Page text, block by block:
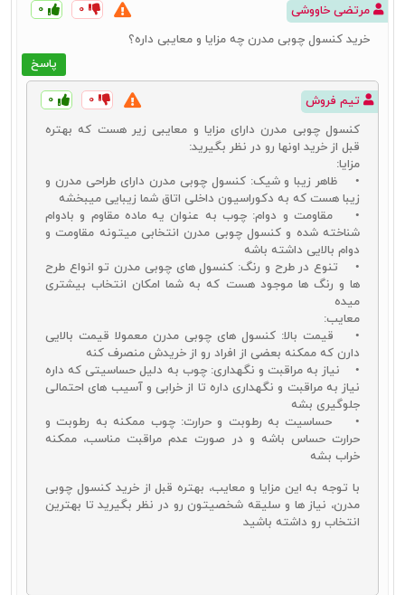
انواع میز کنسول چوبی
شناخت انواع آینه و کنسول چوبی باعث می‌شود تا در انتخاب محصول
مناسب و ایدئال برای خود بهترین عملکرد را داشته باشید. شناخت انواع
آینه و کنسول چوبی از این جهت اهمیت دارد که می‌بایست در زمان خرید
در کنار انتخاب محصولات با کیفیت، محصولاتی متناسب با دکوراسیون
منزل خود انتخاب کنید. هر یک از انواع این محصولات شرایط خاص خود را
داشته و در انتخاب آنها باید چندین جنبه را با هم در نظر بگیرید. قیمت،
طرح و مدل و کیفیت متریال به کار گرفته شده برای تولید آنها از جمله
مواردی است که باید در انتخاب این محصولات آنها را در نظر بگیرید. انواع
میز کنسول چوبی را می‌توانید در بازار در انواع زیر در اختیار داشته باشید:
میز کنسول چوبی ساده
میز کنسول چوبی مدرن
میز کنسول چوبی کلاسیک
میز کنسول چوبی سلطنتی
در ادامه با توضیح هر یک از این مدل‌ها، می‌توانید با انواع میز کنسول
چوبی آشنا شده و در انتخاب محصول موردنظر انتخاب بهتری داشته باشید.
کنسول چوبی ساده
یکی از پرطرفدارترین مدل‌های میز کنسول چوبی، کنسول چوبی ساده است.
این محصول به دلیل ویژگی‌هایی که دارد، مزیت‌های زیادی را برای
دکوراسیون خانه‌های امروزی به وجود می‌آورد. ساده بودن این محصول
باعث می‌شود تا امکان تطابق و هماهنگ سازی آن با انواع دکوراسیون‌ها و
محصولات دکوراتیو به راحتی وجود داشته باشد. از این گذشته در کنار این
کنسول قرار دهید. برخلاف سایر مدل‌ها که معمولاً دارای طرح‌های شلوغی
هستند، سادگی این مدل باعث می‌شود تا زیبایی محصولات دکوراتیو شما
بیش از پیش دیده شده و جذابیت‌های دکوراسیون خانه شما چند برابر
مرتضی خاووشی ۰ ۰
پاسخ
خرید کنسول چوبی مدرن چه مزایا و معایبی داره؟
تیم فروش ۰ ۰
کنسول چوبی مدرن دارای مزایا و معایبی زیر هست که بهتره
قبل از خرید اونها رو در نظر بگیرید:
مزایا:
• ظاهر زیبا و شیک: کنسول چوبی مدرن دارای طراحی‌ مدرن و
زیبا هست که به دکوراسیون داخلی اتاق شما زیبایی میبخشه
• مقاومت و دوام: چوب به عنوان یه ماده مقاوم و بادوام
شناخته شده و کنسول چوبی مدرن انتخابی میتونه مقاومت و
دوام بالایی داشته باشه
• تنوع در طرح و رنگ: کنسول‌ های چوبی مدرن تو انواع طرح‌
ها و رنگ‌ ها موجود هست که به شما امکان انتخاب بیشتری
میده
معایب:
• قیمت بالا: کنسول‌ های چوبی مدرن معمولا قیمت بالایی
دارن که ممکنه بعضی از افراد رو از خریدش منصرف کنه
• نیاز به مراقبت و نگهداری: چوب به دلیل حساسیتی که داره
نیاز به مراقبت و نگهداری داره تا از خرابی و آسیب‌ های احتمالی
جلوگیری بشه
• حساسیت به رطوبت و حرارت: چوب ممکنه به رطوبت و
حرارت حساس باشه و در صورت عدم مراقبت مناسب، ممکنه
خراب بشه
با توجه به این مزایا و معایب، بهتره قبل از خرید کنسول چوبی
مدرن، نیاز‌ ها و سلیقه شخصیتون رو در نظر بگیرید تا بهترین
انتخاب رو داشته باشید